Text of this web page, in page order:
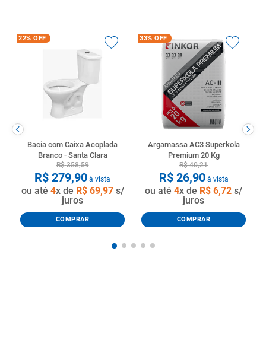
22% OFF
Bacia com Caixa Acoplada
Branco - Santa Clara
R$ 358,59
R$ 279,90 à vista
ou até 4x de R$ 69,97s/
juros
COMPRAR
33% OFF
Argamassa AC3 Superkola
Premium 20 Kg
R$ 40,21
R$ 26,90à vista
ou até 4x de R$ 6,72 s/
juros
COMPRAR